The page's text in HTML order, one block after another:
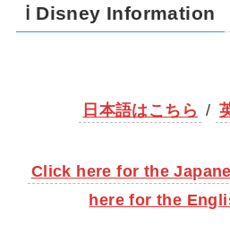
ℹ️ Disney Information
日本語はこちら /
Click here for the
here for the